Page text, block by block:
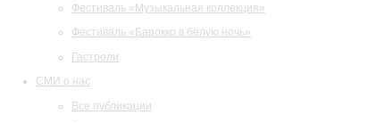
Фестиваль «Музыкальная коллекция»
Фестиваль «Барокко в белую ночь»
Гастроли
СМИ о нас
Все публикации